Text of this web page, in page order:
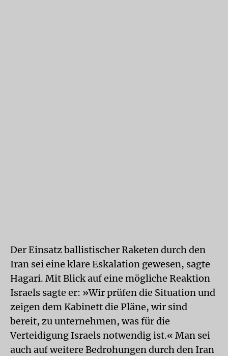
Der Einsatz ballistischer Raketen durch den
Iran sei eine klare Eskalation gewesen, sagte
Hagari. Mit Blick auf eine mögliche Reaktion
Israels sagte er: »Wir prüfen die Situation und
zeigen dem Kabinett die Pläne, wir sind
bereit, zu unternehmen, was für die
Verteidigung Israels notwendig ist.« Man sei
auch auf weitere Bedrohungen durch den Iran